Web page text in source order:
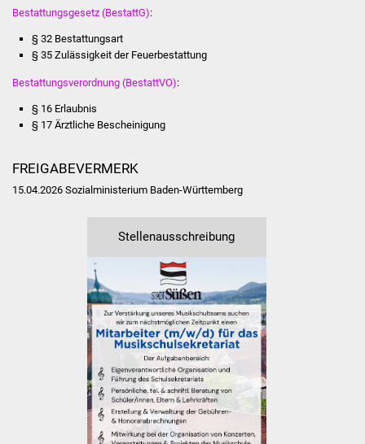
Kultur & Freizeit
Veranstaltungen
Stadtfest
Ostermarkt
Einrichtungen
Bestattungsgesetz (BestattG):
§ 32 Bestattungsart
§ 35 Zulässigkeit der Feuerbestattung
Bestattungsverordnung (BestattVO):
§ 16 Erlaubnis
§ 17 Ärztliche Bescheinigung
FREIGABEVERMERK
15.04.2026 Sozialministerium Baden-Württemberg
Stellenausschreibung